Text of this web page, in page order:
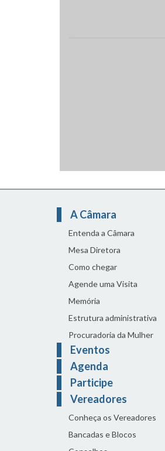
A Câmara
Entenda a Câmara
Mesa Diretora
Como chegar
Agende uma Visita
Memória
Estrutura administrativa
Procuradoria da Mulher
Eventos
Agenda
Participe
Vereadores
Conheça os Vereadores
Bancadas e Blocos